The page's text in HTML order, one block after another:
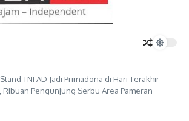
Stand TNI AD Jadi Primadona di Hari Terakhir
Pengunjung Serbu Area Pameran